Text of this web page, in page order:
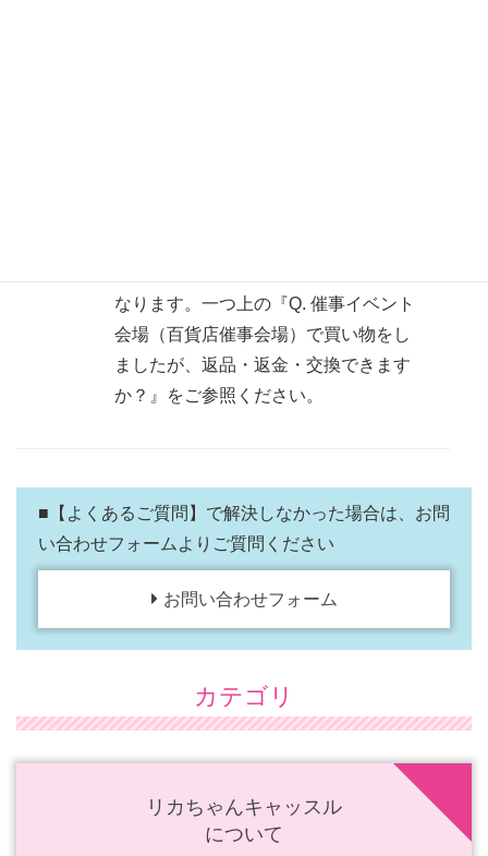
なります。一つ上の『Q. 催事イベント
会場（百貨店催事会場）で買い物をし
ましたが、返品・返金・交換できます
か？』をご参照ください。
■【よくあるご質問】で解決しなかった場合は、お問
い合わせフォームよりご質問ください
お問い合わせフォーム
カテゴリ
リカちゃんキャッスル
について